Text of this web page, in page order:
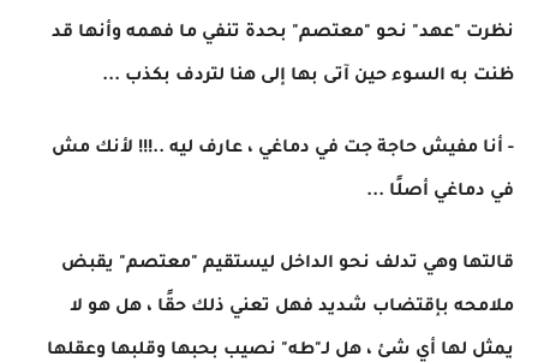
نظرت "عهد" نحو "معتصم" بحدة تنفي ما فهمه وأنها قد
ظنت به السوء حين آتى بها إلى هنا لتردف بكذب ...
- أنا مفيش حاجة جت في دماغي ، عارف ليه ..!!! لأنك مش
في دماغي أصلًا ...
قالتها وهي تدلف نحو الداخل ليستقيم "معتصم" يقبض
ملامحه بإقتضاب شديد فهل تعني ذلك حقًا ، هل هو لا
يمثل لها أي شئ ، هل لـ"طه" نصيب بحبها وقلبها وعقلها